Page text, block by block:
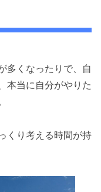
多くなったりで、自
本当に自分がやりた
くり考える時間が持